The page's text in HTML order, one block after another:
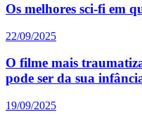
Os melhores sci-fi em
22/09/2025
O filme mais
pode ser da sua
19/09/2025